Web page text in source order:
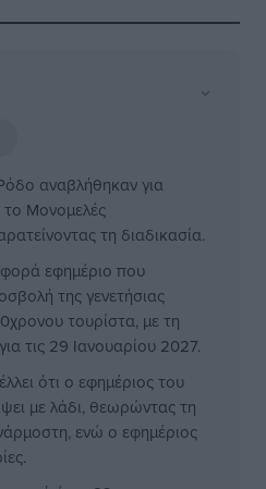
⌄
αναβλήθηκαν για
Μονομελές
τη διαδικασία.
εφημέριο που
της γενετήσιας
τουρίστα, με τη
τις 29 Ιανουαρίου 2027.
ότι ο εφημέριος του
με λάδι, θεωρώντας τη
ενώ ο εφημέριος